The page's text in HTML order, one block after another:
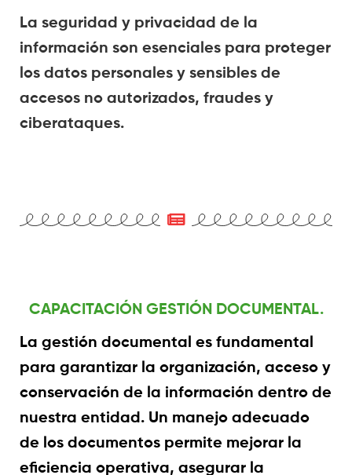
La seguridad y privacidad de la
información son esenciales para proteger
los datos personales y sensibles de
accesos no autorizados, fraudes y
ciberataques.
CAPACITACIÓN GESTIÓN DOCUMENTAL.
La gestión documental es fundamental
para garantizar la organización, acceso y
conservación de la información dentro de
nuestra entidad. Un manejo adecuado
de los documentos permite mejorar la
eficiencia operativa, asegurar la